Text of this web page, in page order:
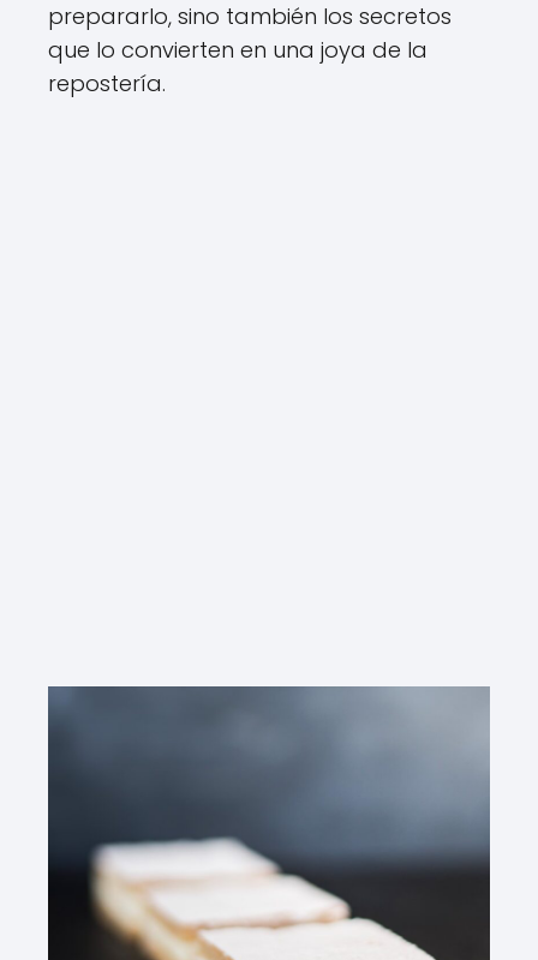
prepararlo, sino también los secretos
que lo convierten en una joya de la
repostería.